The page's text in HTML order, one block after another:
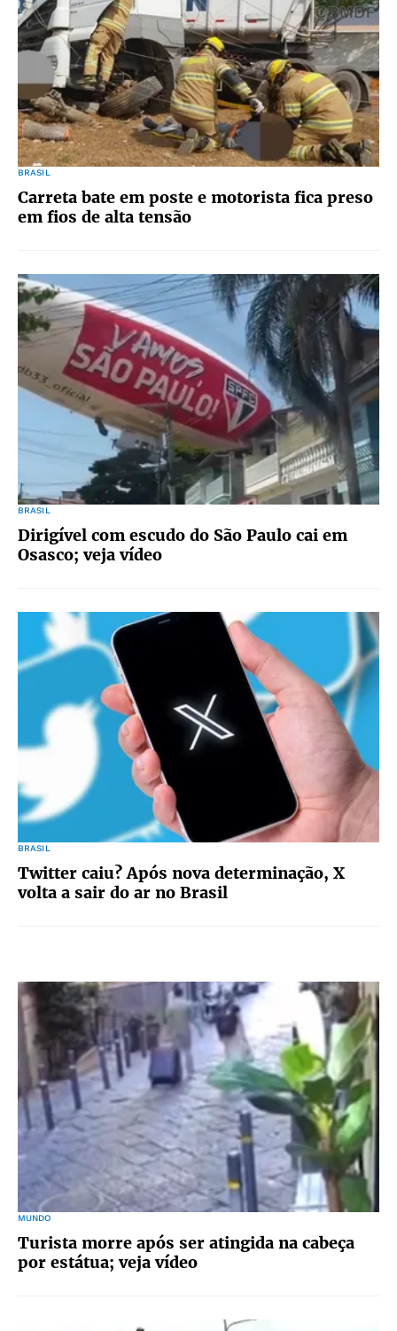
BRASIL
Carreta bate em poste e motorista fica preso
em fios de alta tensão
BRASIL
Dirigível com escudo do São Paulo cai em
Osasco; veja vídeo
BRASIL
Twitter caiu? Após nova determinação, X
volta a sair do ar no Brasil
MUNDO
Turista morre após ser atingida na cabeça
por estátua; veja vídeo